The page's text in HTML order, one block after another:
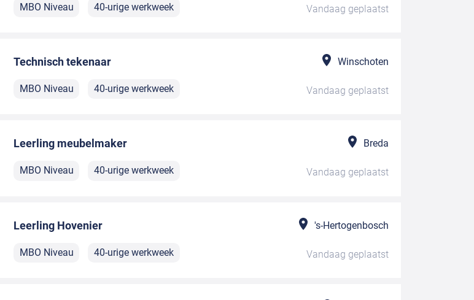
MBO Niveau 40-urige werkweek Vandaag geplaatst
Technisch tekenaar Winschoten
MBO Niveau 40-urige werkweek Vandaag geplaatst
Leerling meubelmaker Breda
MBO Niveau 40-urige werkweek Vandaag geplaatst
Leerling Hovenier 's-Hertogenbosch
MBO Niveau 40-urige werkweek Vandaag geplaatst